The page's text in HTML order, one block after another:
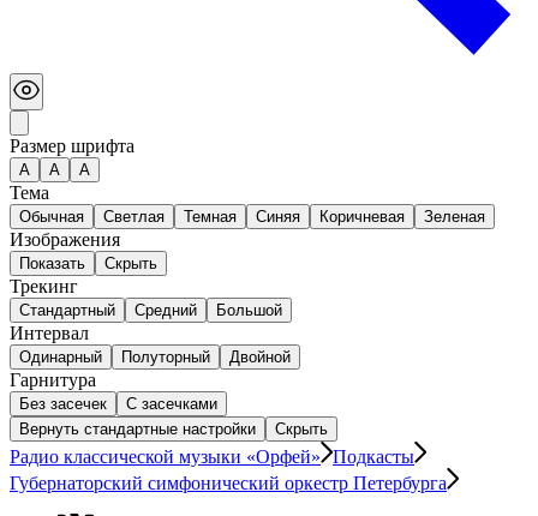
Размер шрифта
А A A
Тема
Обычная Светлая Темная Синяя Коричневая Зеленая
Изображения
Показать Скрыть
Трекинг
Стандартный Средний Большой
Интервал
Одинарный Полуторный Двойной
Гарнитура
Без засечек
С засечками
Вернуть стандартные настройки
Скрыть
Радио классической музыки «Орфей»
Подкасты
Губернаторский симфонический оркестр Петербурга